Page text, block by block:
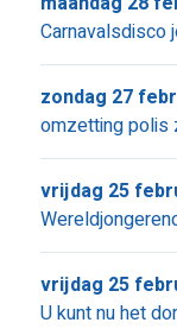
Carnavalsdisco
omzetting polis
zondag 27
vrijdag 25
U kunt nu het
vrijdag 25